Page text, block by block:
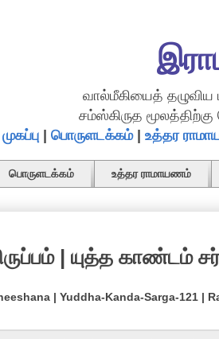
வால்மீகியைத் தழுவிய
சம்ஸ்கிருத
முகப்பு| பொருளடக்கம்| உத்தர
பொருளடக்கம் உத்தர ராமாயணம்
| யுத்த காண்டம்
| Yuddha-Kanda-Sarga-121 |